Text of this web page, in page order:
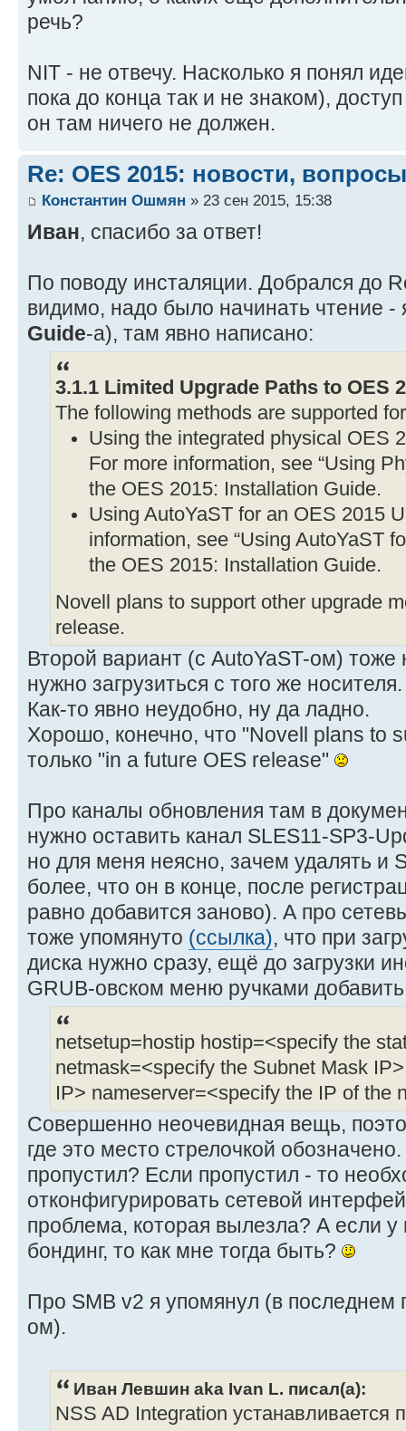
речь?
NIT - не отвечу. Насколько я понял
пока до конца так и не знаком),
он там ничего не должен.
Re: OES 2015: новости,
Константин Ошмян » 23 сен 2015, 15:38
Иван, спасибо за ответ!
По поводу инсталяции. Добрался до
видимо, надо было начинать чтение -
Guide-а), там явно написано:
3.1.1 Limited Upgrade Paths to OES
The following methods are supported
Using the integrated physical OES
For more information, see “Using
the OES 2015: Installation Guide.
Using AutoYaST for an OES 2015
information, see “Using AutoYaST
the OES 2015: Installation Guide.
Novell plans to support other upgrade
release.
Второй вариант (с AutoYaST-ом) тоже
нужно загрузиться с того же носителя.
Как-то явно неудобно, ну да ладно.
Хорошо, конечно, что "Novell plans to
только "in a future OES release"
Про каналы обновления там в
нужно оставить канал SLES11-SP3-
но для меня неясно, зачем удалять и
более, что он в конце, после
равно добавится заново). А про
тоже упомянуто (ссылка), что при
диска нужно сразу, ещё до загрузки
GRUB-овском меню ручками
netsetup=hostip hostip=<specify the
netmask=<specify the Subnet Mask
IP> nameserver=<specify the IP of the
Совершенно неочевидная вещь,
где это место стрелочкой
пропустил? Если пропустил - то
отконфигурировать сетевой
проблема, которая вылезла? А если у
бондинг, то как мне тогда быть?
Про SMB v2 я упомянул (в последнем
ом).
Иван Левшин aka Ivan L. писал(а):
NSS AD Integration устанавливается